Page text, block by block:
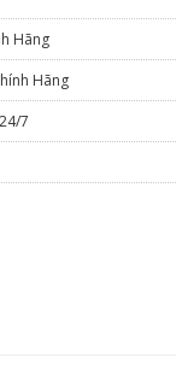
Hãng
Hãng
7